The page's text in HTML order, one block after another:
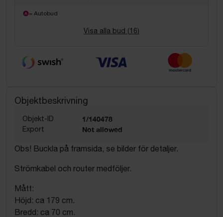
= Autobud
Visa alla bud (16)
Objektbeskrivning
Objekt-ID 1/140478
Export Not allowed
Obs! Buckla på framsida, se bilder för detaljer.
Strömkabel och router medföljer.
Mått:
Höjd: ca 179 cm.
Bredd: ca 70 cm.